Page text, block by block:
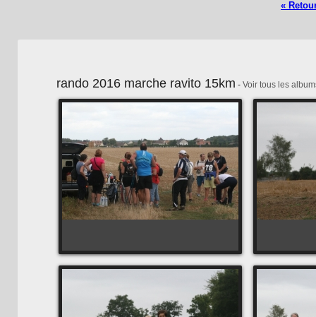
«
rando 2016 marche ravito 15km - Voir tous les